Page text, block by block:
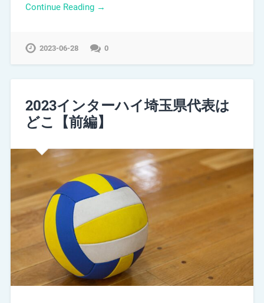
Continue Reading →
2023-06-28 0
2023インターハイ埼玉県代表は
どこ【前編】